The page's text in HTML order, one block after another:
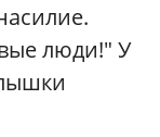
люди!" У